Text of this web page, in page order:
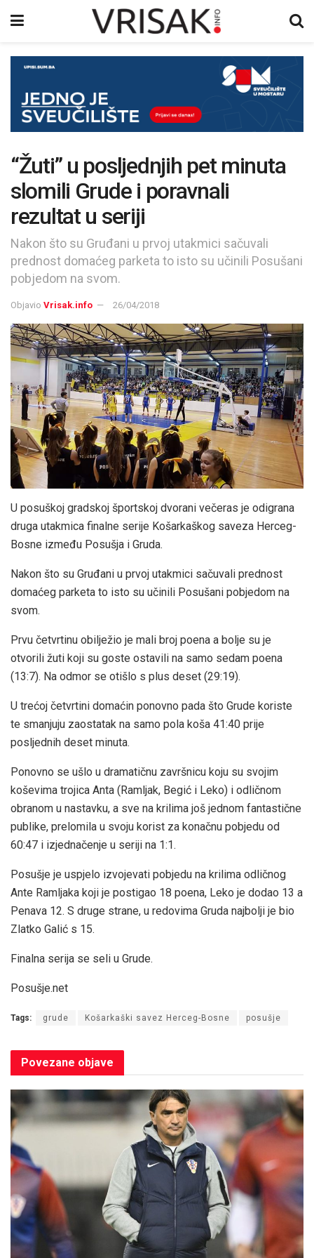
“Žuti” u posljednjih pet minuta
slomili Grude i poravnali
rezultat u seriji
Nakon što su Gruđani u prvoj utakmici sačuvali
prednost domaćeg parketa to isto su učinili Posušani
pobjedom na svom.
Objavio Vrisak.info 26/04/2018
U posuškoj gradskoj športskoj dvorani večeras je odigrana
druga utakmica finalne serije Košarkaškog saveza Herceg-
Bosne između Posušja i Gruda.
Nakon što su Gruđani u prvoj utakmici sačuvali prednost
domaćeg parketa to isto su učinili Posušani pobjedom na
svom.
Prvu četvrtinu obilježio je mali broj poena a bolje su je
otvorili žuti koji su goste ostavili na samo sedam poena
(13:7). Na odmor se otišlo s plus deset (29:19).
U trećoj četvrtini domaćin ponovno pada što Grude koriste
te smanjuju zaostatak na samo pola koša 41:40 prije
posljednih deset minuta.
Ponovno se ušlo u dramatičnu završnicu koju su svojim
koševima trojica Anta (Ramljak, Begić i Leko) i odličnom
obranom u nastavku, a sve na krilima još jednom fantastične
publike, prelomila u svoju korist za konačnu pobjedu od
60:47 i izjednačenje u seriji na 1:1.
Posušje je uspjelo izvojevati pobjedu na krilima odličnog
Ante Ramljaka koji je postigao 18 poena, Leko je dodao 13 a
Penava 12. S druge strane, u redovima Gruda najbolji je bio
Zlatko Galić s 15.
Finalna serija se seli u Grude.
Posušje.net
Tags: grude Košarkaški savez Herceg-Bosne posušje
Povezane objave